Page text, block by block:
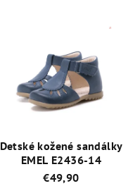
Detské kožené sandálky
EMEL E2436-14
€49,90